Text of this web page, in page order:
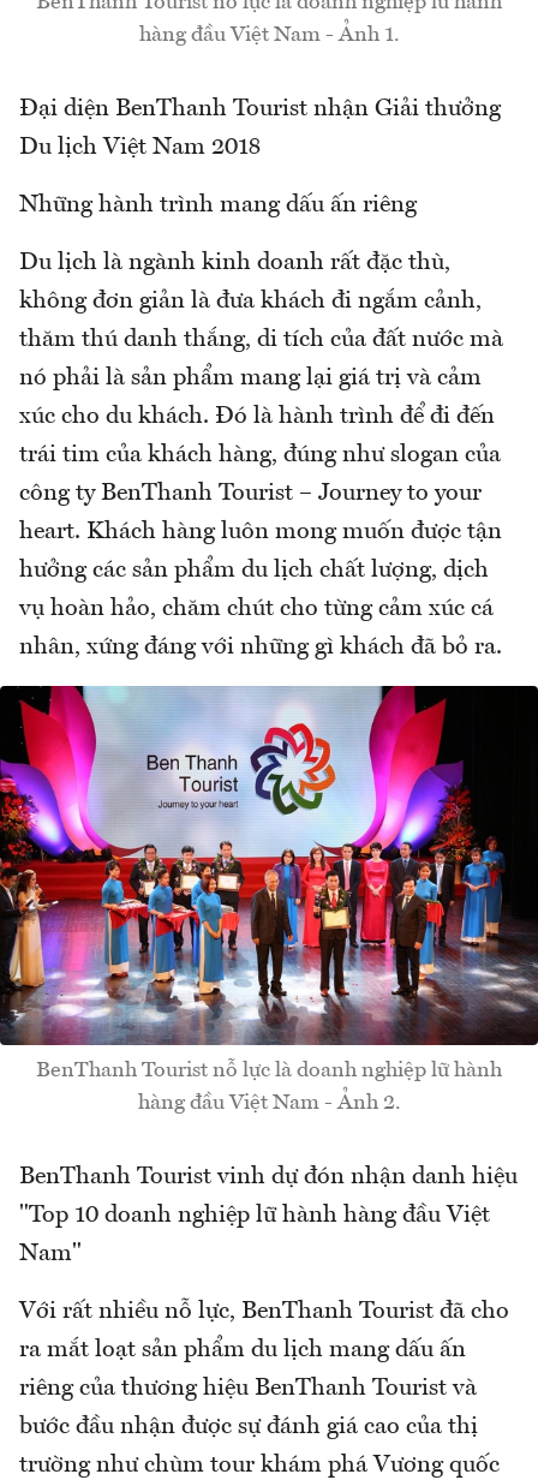
hàng đầu Việt Nam - Ảnh 1.
Đại diện BenThanh Tourist nhận Giải thưởng
Du lịch Việt Nam 2018
Những hành trình mang dấu ấn riêng
Du lịch là ngành kinh doanh rất đặc thù,
không đơn giản là đưa khách đi ngắm cảnh,
thăm thú danh thắng, di tích của đất nước mà
nó phải là sản phẩm mang lại giá trị và cảm
xúc cho du khách. Đó là hành trình để đi đến
trái tim của khách hàng, đúng như slogan của
công ty BenThanh Tourist – Journey to your
heart. Khách hàng luôn mong muốn được tận
hưởng các sản phẩm du lịch chất lượng, dịch
vụ hoàn hảo, chăm chút cho từng cảm xúc cá
nhân, xứng đáng với những gì khách đã bỏ ra.
BenThanh Tourist nỗ lực là doanh nghiệp lữ hành
hàng đầu Việt Nam - Ảnh 2.
BenThanh Tourist vinh dự đón nhận danh hiệu
"Top 10 doanh nghiệp lữ hành hàng đầu Việt
Nam"
Với rất nhiều nỗ lực, BenThanh Tourist đã cho
ra mắt loạt sản phẩm du lịch mang dấu ấn
riêng của thương hiệu BenThanh Tourist và
bước đầu nhận được sự đánh giá cao của thị
trường như chùm tour khám phá Vương quốc